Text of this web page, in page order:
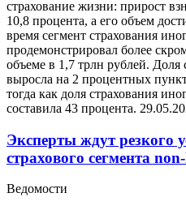
страхование жизни: прирост
10,8 процента, а его объем
время сегмент страхования
продемонстрировал более
объеме в 1,7 трлн рублей.
выросла на 2 процентных
тогда как доля страхования
составила 43 процента.
Эксперты ждут резкого
страхового сегмента
Ведомости